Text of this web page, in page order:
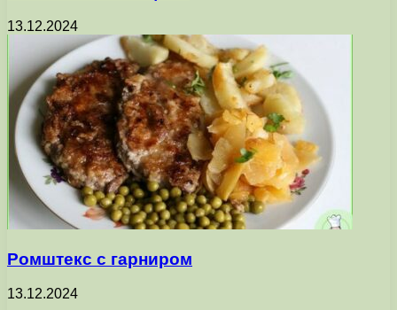
13.12.2024
Ромштекс с гарниром
13.12.2024